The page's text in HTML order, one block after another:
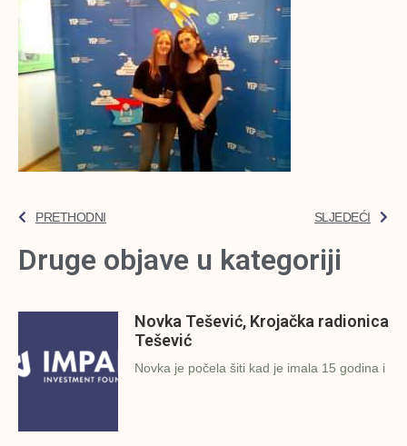
PRETHODNI SLJEDEĆI
Druge objave u kategoriji
Novka Tešević, Krojačka radionica
Tešević
Novka je počela šiti kad je imala 15 godina i